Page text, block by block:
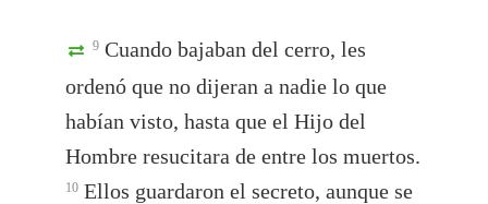
9 Cuando bajaban del cerro, les
ordenó que no dijeran a nadie lo que
habían visto, hasta que el Hijo del
Hombre resucitara de entre los muertos.
10 Ellos guardaron el secreto, aunque se